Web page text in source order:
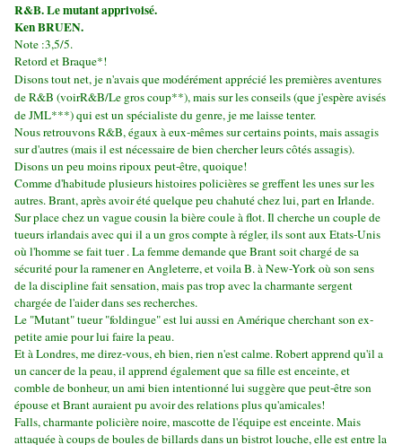
R&B. Le mutant apprivoisé.
Ken BRUEN.
Note :3,5/5.
Retord et Braque*!
Disons tout net, je n'avais que modérément apprécié les premières aventures
de R&B (voirR&B/Le gros coup**), mais sur les conseils (que j'espère avisés
de JML***) qui est un spécialiste du genre, je me laisse tenter.
Nous retrouvons R&B, égaux à eux-mêmes sur certains points, mais assagis
sur d'autres (mais il est nécessaire de bien chercher leurs côtés assagis).
Disons un peu moins ripoux peut-être, quoique!
Comme d'habitude plusieurs histoires policières se greffent les unes sur les
autres. Brant, après avoir été quelque peu chahuté chez lui, part en Irlande.
Sur place chez un vague cousin la bière coule à flot. Il cherche un couple de
tueurs irlandais avec qui il a un gros compte à régler, ils sont aux Etats-Unis
où l'homme se fait tuer . La femme demande que Brant soit chargé de sa
sécurité pour la ramener en Angleterre, et voila B. à New-York où son sens
de la discipline fait sensation, mais pas trop avec la charmante sergent
chargée de l'aider dans ses recherches.
Le "Mutant" tueur "foldingue" est lui aussi en Amérique cherchant son ex-
petite amie pour lui faire la peau.
Et à Londres, me direz-vous, eh bien, rien n'est calme. Robert apprend qu'il a
un cancer de la peau, il apprend également que sa fille est enceinte, et
comble de bonheur, un ami bien intentionné lui suggère que peut-être son
épouse et Brant auraient pu avoir des relations plus qu'amicales!
Falls, charmante policière noire, mascotte de l'équipe est enceinte. Mais
attaquée à coups de boules de billards dans un bistrot louche, elle est entre la